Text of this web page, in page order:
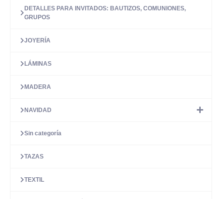
DETALLES PARA INVITADOS: BAUTIZOS, COMUNIONES,
GRUPOS
JOYERÍA
LÁMINAS
MADERA
NAVIDAD
Sin categoría
TAZAS
TEXTIL